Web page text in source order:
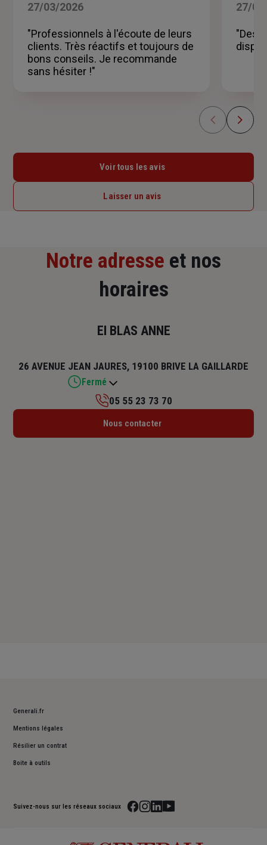
étoiles
27/03/2026
"Professionnels à l'écoute de leurs
clients. Très réactifs et toujours de
bons conseils. Je recommande
sans hésiter !"
27/
"Des
Voir tous les avis
Laisser un avis
Notre adresse et nos
horaires
EI BLAS ANNE
26 AVENUE JEAN JAURES, 19100 BRIVE LA GAILLARDE
Fermé
Lundi : 09h – 12h / 14h – 18h
05 55 23 73 70
Nous contacter
Generali.fr
Mentions légales
Résilier un contrat
Boite à outils
Suivez-nous sur les réseaux sociaux